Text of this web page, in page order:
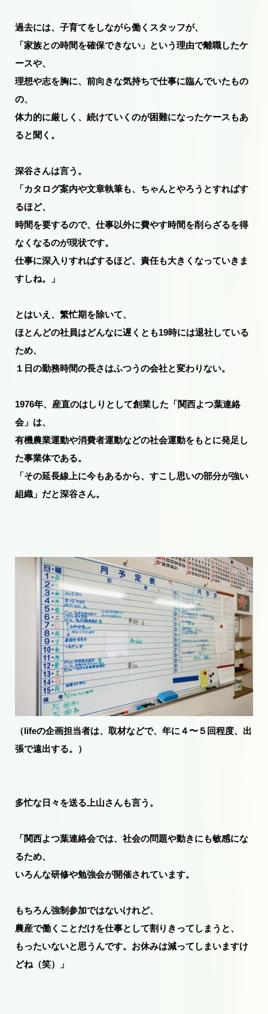
過去には、子育てをしながら働くスタッフが、
「家族との時間を確保できない」という理由で離職したケ
ースや、
理想や志を胸に、前向きな気持ちで仕事に臨んでいたもの
の、
体力的に厳しく、続けていくのが困難になったケースもあ
ると聞く。
深谷さんは言う。
「カタログ案内や文章執筆も、ちゃんとやろうとすればす
るほど、
時間を要するので、仕事以外に費やす時間を削らざるを得
なくなるのが現状です。
仕事に深入りすればするほど、責任も大きくなっていきま
すしね。」
とはいえ、繁忙期を除いて、
ほとんどの社員はどんなに遅くとも19時には退社している
ため、
１日の勤務時間の長さはふつうの会社と変わりない。
1976年、産直のはしりとして創業した「関西よつ葉連絡
会」は、
有機農業運動や消費者運動などの社会運動をもとに発足し
た事業体である。
「その延長線上に今もあるから、すこし思いの部分が強い
組織」だと深谷さん。
（lifeの企画担当者は、取材などで、年に４〜５回程度、出
張で遠出する。）
多忙な日々を送る上山さんも言う。
「関西よつ葉連絡会では、社会の問題や動きにも敏感にな
るため、
いろんな研修や勉強会が開催されています。
もちろん強制参加ではないけれど、
農産で働くことだけを仕事として割りきってしまうと、
もったいないと思うんです。お休みは減ってしまいますけ
どね（笑）」